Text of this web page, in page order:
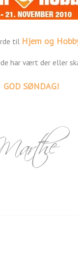
til Hjem og
har vært der eller
GOD SØNDAG!